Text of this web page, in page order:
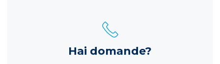
Hai domande?